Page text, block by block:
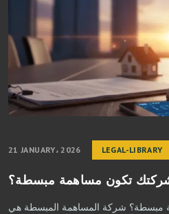
21 JANUARY، 2026 LEGAL-LIBRARY
شركتك تكون مساهمة مبسطة؟
مبسطة؟ شركة المساهمة المبسطة هي